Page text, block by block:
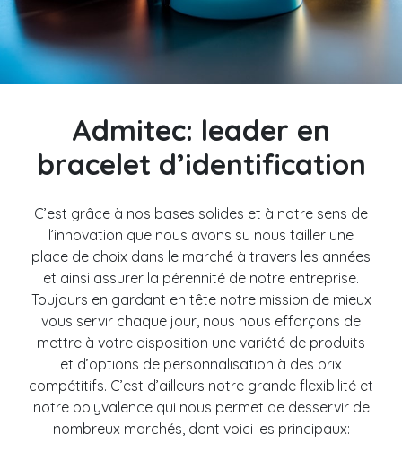
Camp de jour / Camp de vacances
Parc aquatique
Hôtel / Auberge
liquidation
Support
Contact
Admitec: leader en
bracelet d’identification
C’est grâce à nos bases solides et à notre sens de
l’innovation que nous avons su nous tailler une
place de choix dans le marché à travers les années
et ainsi assurer la pérennité de notre entreprise.
Toujours en gardant en tête notre mission de mieux
vous servir chaque jour, nous nous efforçons de
mettre à votre disposition une variété de produits
et d’options de personnalisation à des prix
compétitifs. C’est d’ailleurs notre grande flexibilité et
notre polyvalence qui nous permet de desservir de
nombreux marchés, dont voici les principaux: